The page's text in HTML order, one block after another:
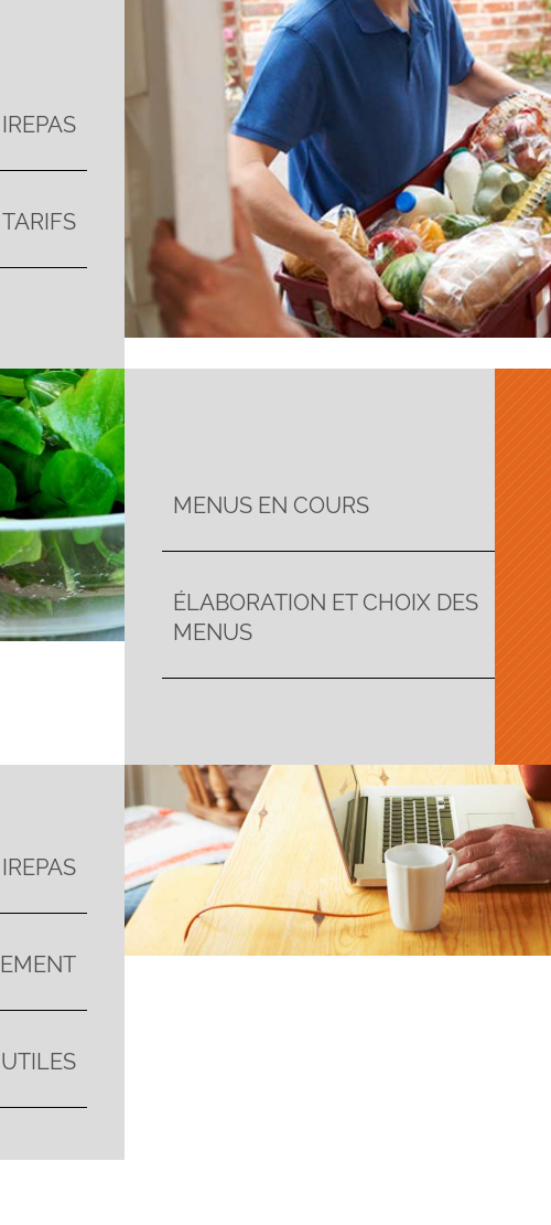
MENUS EN COURS
ÉLABORATION ET CHOIX DES
MENUS